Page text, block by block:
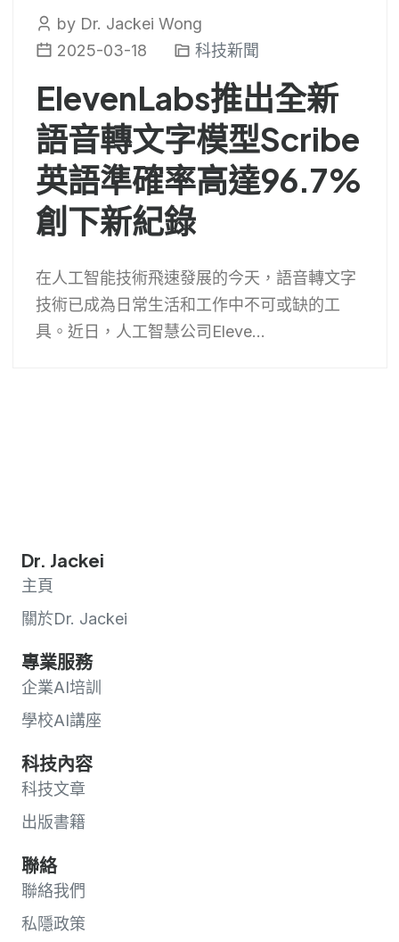
by Dr. Jackei Wong
2025-03-18
科技新聞
ElevenLabs推出全新
語音轉文字模型Scribe
英語準確率高達96.7%
創下新紀錄
在人工智能技術飛速發展的今天，語音轉文字
技術已成為日常生活和工作中不可或缺的工
具。近日，人工智慧公司Eleve...
Dr. Jackei
主頁
關於Dr. Jackei
專業服務
企業AI培訓
學校AI講座
科技內容
科技文章
出版書籍
聯絡
聯絡我們
私隱政策